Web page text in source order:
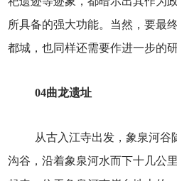
所具备的强大功能。当然，要最
都城，也同样还需要作进一步的
04曲龙遗址
从古入江寺出发，象泉河谷
沟谷，沿着象泉河水而下十几公